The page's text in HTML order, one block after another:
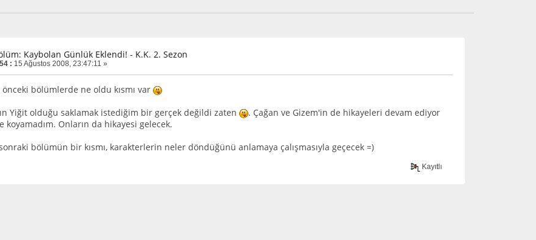
Kaybolan Günlük Eklendi! - K.K. 2. Sezon
: 15 Ağustos 2008, 23:47:11 »
bölümlerde ne oldu kısmı var
Yiğit olduğu saklamak istediğim bir gerçek değildi zaten
. Çağan ve Gizem'in de hikayeleri devam ediyor
koyamadım. Onların da hikayesi gelecek.
sonraki bölümün bir kısmı, karakterlerin neler döndüğünü anlamaya çalışmasıyla geçecek =)
Kayıtlı